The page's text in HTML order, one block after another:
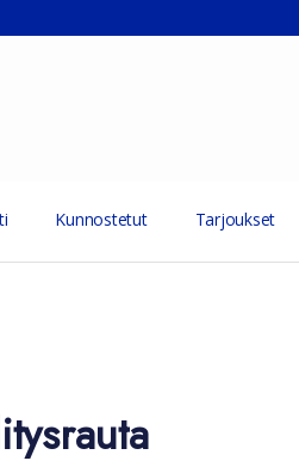
Kunnostetut Tarjoukset